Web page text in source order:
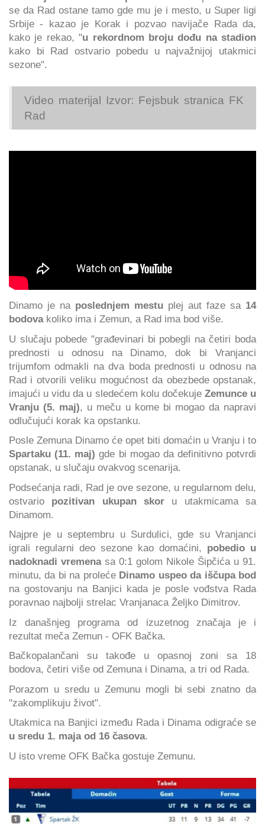
se da Rad ostane tamo gde mu je i mesto, u Super ligi
Srbije - kazao je Korak i pozvao navijače Rada da,
kako je rekao, "u rekordnom broju dođu na stadion
kako bi Rad ostvario pobedu u najvažnijoj utakmici
sezone".
Video materijal Izvor: Fejsbuk stranica FK
Rad
Dinamo je na poslednjem mestu plej aut faze sa 14
bodovakoliko ima i Zemun, a Rad ima bod više.
U slučaju pobede "građevinari bi pobegli na četiri boda
prednosti u odnosu na Dinamo, dok bi Vranjanci
trijumfom odmakli na dva boda prednosti u odnosu na
Rad i otvorili veliku mogućnost da obezbede opstanak,
imajući u vidu da u sledećem kolu dočekuje Zemunce u
Vranju (5. maj), u meču u kome bi mogao da napravi
odlučujući korak ka opstanku.
Posle Zemuna Dinamo će opet biti domaćin u Vranju i to
Spartaku (11. maj)gde bi mogao da definitivno potvrdi
opstanak, u slučaju ovakvog scenarija.
Podsećanja radi, Rad je ove sezone, u regularnom delu,
ostvario pozitivan ukupan skor u utakmicama sa
Dinamom.
Najpre je u septembru u Surdulici, gde su Vranjanci
igrali regularni deo sezone kao domaćini, pobedio u
nadoknadi vremena sa 0:1 golom Nikole Šipčića u 91.
minutu, da bi na proleće Dinamo uspeo da iščupa bod
na gostovanju na Banjici kada je posle vođstva Rada
poravnao najbolji strelac Vranjanaca Željko Dimitrov.
Iz današnjeg programa od izuzetnog značaja je i
rezultat meča Zemun - OFK Bačka.
Bačkopalančani su takođe u opasnoj zoni sa 18
bodova, četiri više od Zemuna i Dinama, a tri od Rada.
Porazom u sredu u Zemunu mogli bi sebi znatno da
"zakomplikuju život".
Utakmica na Banjici između Rada i Dinama odigraće se
u sredu 1. maja od 16 časova.
U isto vreme OFK Bačka gostuje Zemunu.